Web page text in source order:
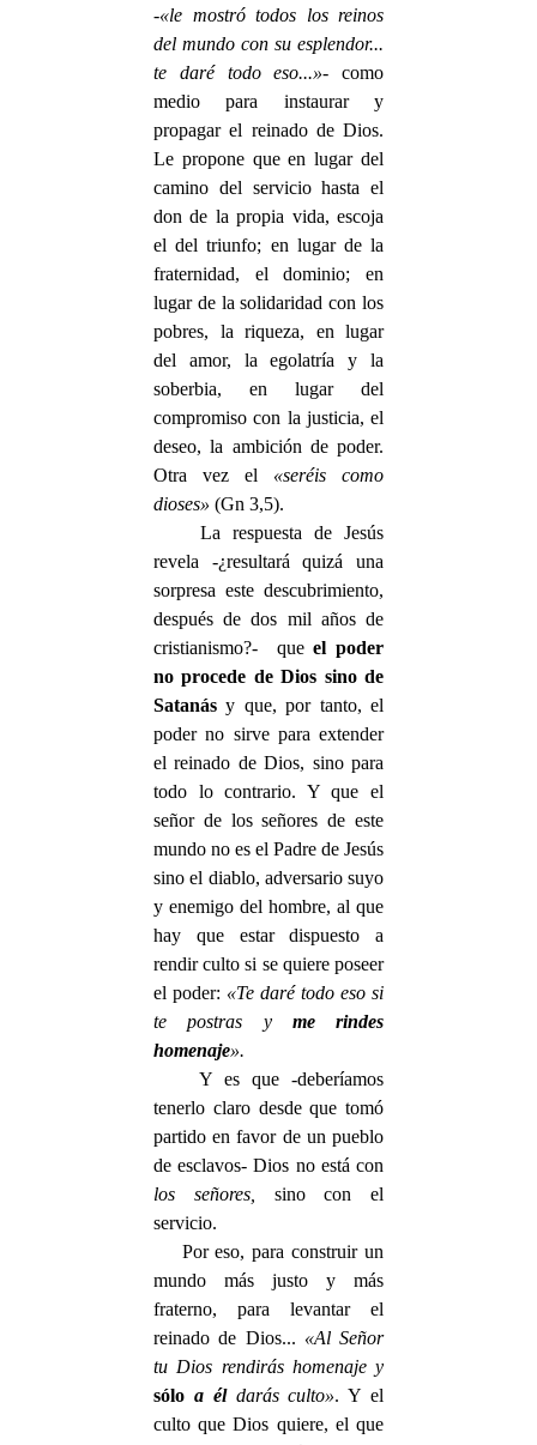
-«le mostró todos los reinos
del mundo con su esplendor...
te daré todo eso...»- como
medio para instaurar y
propagar el reinado de Dios.
Le propone que en lugar del
camino del servicio hasta el
don de la propia vida, escoja
el del triunfo; en lugar de la
fraternidad, el dominio; en
lugar de la solidaridad con los
pobres, la riqueza, en lugar
del amor, la egolatría y la
soberbia, en lugar del
compromiso con la justicia, el
deseo, la ambición de poder.
Otra vez el «seréis como
dioses» (Gn 3,5).
La respuesta de Jesús
revela -¿resultará quizá una
sorpresa este descubrimiento,
después de dos mil años de
cristianismo?- queel poder
no procede de Dios sino de
Satanásy que, por tanto, el
poder no sirve para extender
el reinado de Dios, sino para
todo lo contrario. Y que el
señor de los señores de este
mundo no es el Padre de Jesús
sino el diablo, adversario suyo
y enemigo del hombre, al que
hay que estar dispuesto a
rendir culto si se quiere poseer
el poder: «Te daré todo eso si
te postras y me rindes
homenaje».
Y es que -deberíamos
tenerlo claro desde que tomó
par­tido en favor de un pueblo
de esclavos- Dios no está con
los señores, sino con el
servicio.
Por eso, para construir un
mundo más justo y más
fraterno, para levantar el
reinado de Dios... «Al Señor
tu Dios rendirás homenaje y
sólo a éldarás culto». Y el
culto que Dios quiere, el que